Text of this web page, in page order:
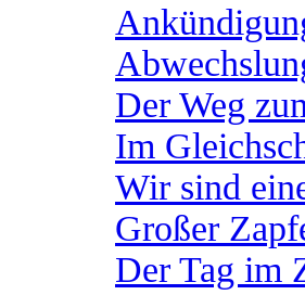
Der Weg
Im
Wir sind
Großer
Der Tag im